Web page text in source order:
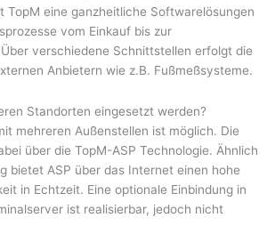
TopM eine ganzheitliche Softwarelösungen
vom Einkauf bis zur
verschiedene Schnittstellen erfolgt die
Anbietern wie z.B. Fußmeßsysteme.
Standorten eingesetzt werden?
mehreren Außenstellen ist möglich. Die
über die TopM-ASP Technologie. Ähnlich
bietet ASP über das Internet einen hohe
in Echtzeit. Eine optionale Einbindung in
ist realisierbar, jedoch nicht